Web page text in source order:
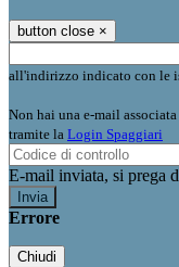
button close ×
all'indirizzo indicato con le
Non hai una e-mail
tramite la Login Spaggiari
E-mail inviata, si prega
Errore
Chiudi